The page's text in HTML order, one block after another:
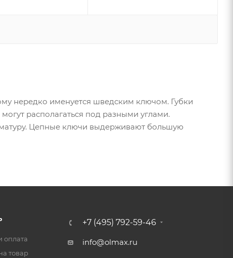
нередко именуется шведским ключом. Губки
располагаться под разными углами.
Цепные ключи выдерживают большую
оплата
товар
+7 (495) 792-59-46
info@olmax.ru